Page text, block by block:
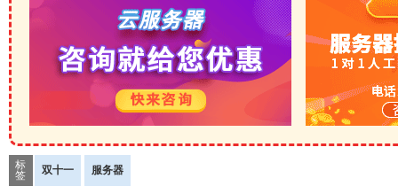
标
签
双十一 服务器